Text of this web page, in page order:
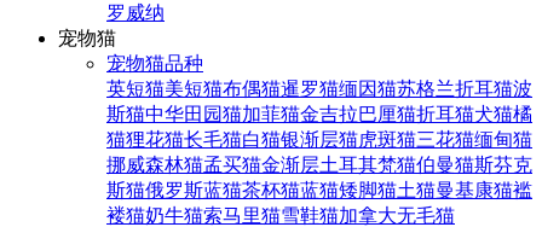
罗威纳
宠物猫
宠物猫品种
英短猫美短猫布偶猫暹罗猫缅因猫苏格兰折耳猫波
斯猫中华田园猫加菲猫金吉拉巴厘猫折耳猫犬猫橘
猫狸花猫长毛猫白猫银渐层猫虎斑猫三花猫缅甸猫
挪威森林猫孟买猫金渐层土耳其梵猫伯曼猫斯芬克
斯猫俄罗斯蓝猫茶杯猫蓝猫矮脚猫土猫曼基康猫褴
褛猫奶牛猫索马里猫雪鞋猫加拿大无毛猫